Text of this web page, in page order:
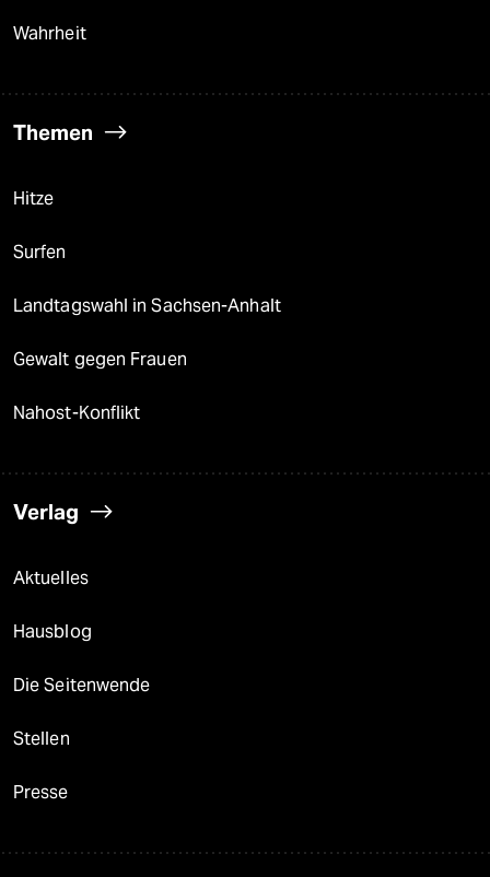
Wahrheit
Themen
Hitze
Surfen
Landtagswahl in Sachsen-Anhalt
Gewalt gegen Frauen
Nahost-Konflikt
Verlag
Aktuelles
Hausblog
Die Seitenwende
Stellen
Presse